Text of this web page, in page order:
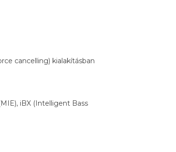
cancelling) kialakításban
iBX (Intelligent Bass